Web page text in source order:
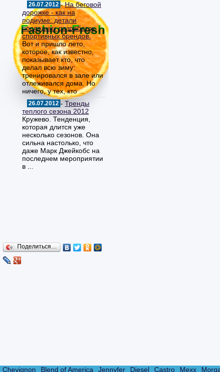
26.07.2012 -На беговой
дорожке - как на
подиуме: детали
последних разработок
спортивных брендов.
Вот и пришло лето,
которое, как известно,
показывает кто, что
делал всю зиму:
тренировался в зале или
отлеживался дома. Но
ничего, у тех, кто ...
26.07.2012 - Тренды
теплого сезона 2012
Кружево. Тенденция,
которая длится уже
несколько сезонов. Она
сильна настолько, что
даже Марк Джейкобс на
последнем мероприятии
в ...
Поделиться…
Chevignon Blend of America Jennyfer Diesel Castro Mexx